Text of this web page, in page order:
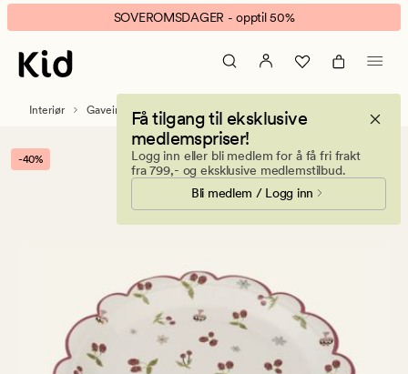
Hipp
hipp
papptallerken
8pk
banner.
Klikk
ESCAPE
pause.
SOVEROMSDAGER - opptil 50%
Få tilgang til eksklusive
medlemspriser!
Logg inn eller bli medlem for å få fri frakt
fra 799,- og eksklusive medlemstilbud.
Bli medlem / Logg inn
Interiør Gaveinnpakning og partytilbehør
-40%